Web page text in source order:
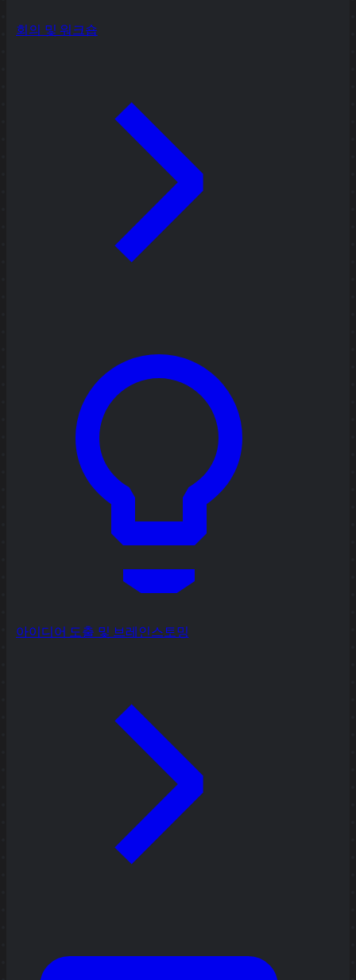
회의 및 워크숍
아이디어 도출 및 브레인스토밍